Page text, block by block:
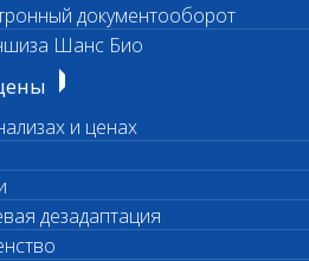
документооборот
Шанс Био
и ценах
дезадаптация
биохимических